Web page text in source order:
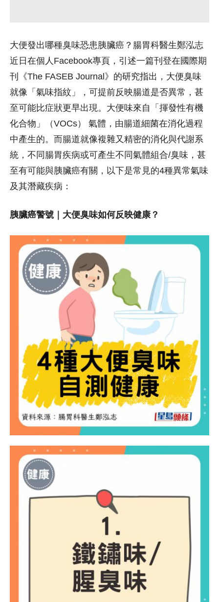
大便發出哪種臭味恐患胰臟癌？腸胃科醫生鄭泓志
近日在個人Facebook專頁，引述一篇刊登在國際期
刊《The FASEB Journal》的研究指出，大便臭味
就像「氣味指紋」，可提前反映腸道是否異常，甚
至可能比症狀更早出現。大便味來自「揮發性有機
化合物」（VOCs） 氣體，由腸道細菌在消化過程
中產生的。而腸道就像複雜又精密的消化與代謝系
統，不同腸胃疾病或可產生不同氣體組合/臭味，甚
至有可能與胰臟癌有關，以下是常見的4種異常氣味
及其潛藏疾病：
胰臟癌警號｜大便臭味如何反映健康？